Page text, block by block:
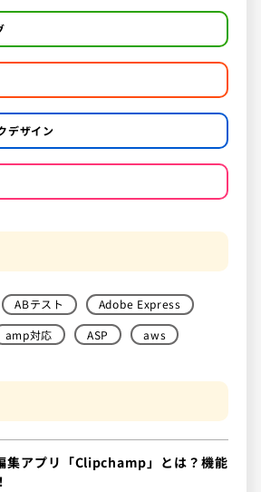
デザイン
ABテスト
Adobe Express
amp対応 ASP aws
アプリ「Clipchamp」とは？機能